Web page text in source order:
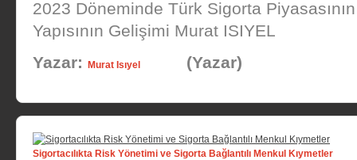
2023 Döneminde Türk Sigorta
Yapısının Gelişimi Murat ISIYEL
Yazar:
Murat Isıyel (Yazar)
Sigortacılıkta Risk Yönetimi ve Sigorta Bağlantılı Menkul Kıymetler